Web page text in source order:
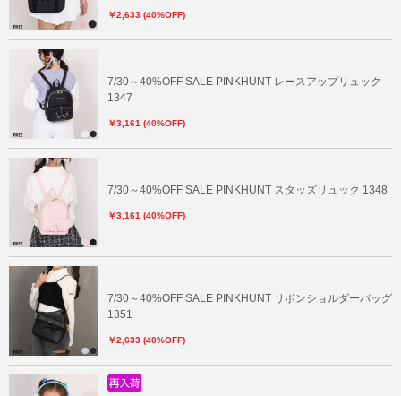
￥2,633 (40%OFF)
7/30～40%OFF SALE PINKHUNT レースアップリュック
1347
￥3,161 (40%OFF)
7/30～40%OFF SALE PINKHUNT スタッズリュック 1348
￥3,161 (40%OFF)
7/30～40%OFF SALE PINKHUNT リボンショルダーバッグ
1351
￥2,633 (40%OFF)